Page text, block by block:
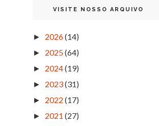
VISITE NOSSO ARQUIVO
► 2026(14)
► 2025(64)
► 2024(19)
► 2023(31)
► 2022 (17)
► 2021 (27)